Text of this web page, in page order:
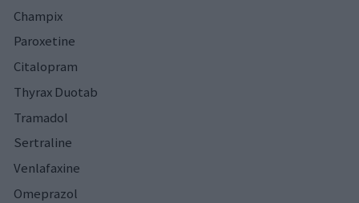
Champix
Paroxetine
Citalopram
Thyrax Duotab
Tramadol
Sertraline
Venlafaxine
Omeprazol